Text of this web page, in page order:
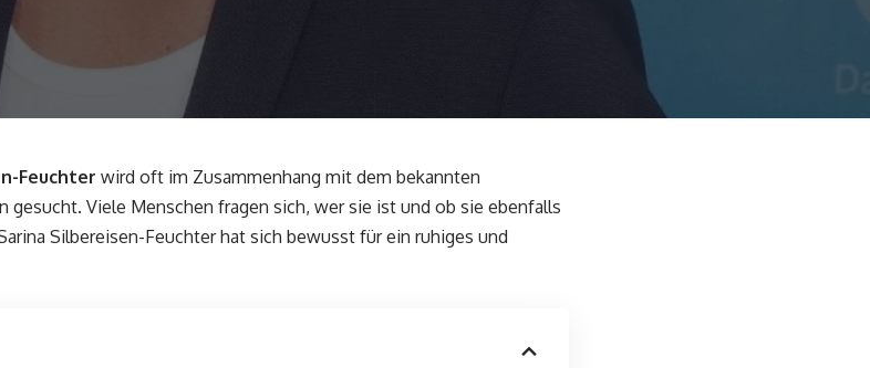
Feuchter wird oft im Zusammenhang mit dem bekannten
gesucht. Viele Menschen fragen sich, wer sie ist und ob sie ebenfalls
Silbereisen-Feuchter hat sich bewusst für ein ruhiges und